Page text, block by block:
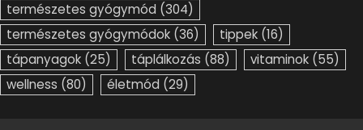
természetes gyógymód (304)
természetes gyógymódok (36) tippek (16)
tápanyagok (25) táplálkozás (88) vitaminok (55)
wellness (80) életmód (29)